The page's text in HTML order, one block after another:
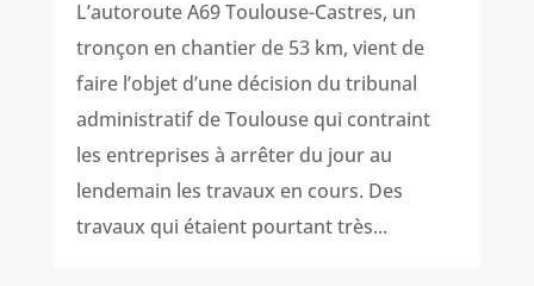
L’autoroute A69 Toulouse-Castres, un
tronçon en chantier de 53 km, vient de
faire l’objet d’une décision du tribunal
administratif de Toulouse qui contraint
les entreprises à arrêter du jour au
lendemain les travaux en cours. Des
travaux qui étaient pourtant très...